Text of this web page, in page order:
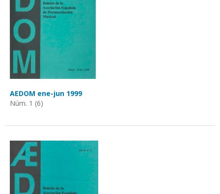
AEDOM ene-jun 1999
Núm. 1 (6)